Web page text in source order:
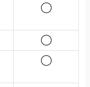
◯
◯
◯